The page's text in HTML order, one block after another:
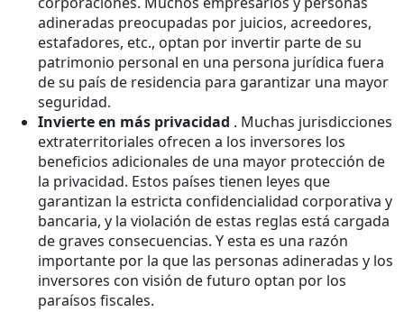
adineradas preocupadas por juicios, acreedores,
estafadores, etc., optan por invertir parte de su
patrimonio personal en una persona jurídica fuera
de su país de residencia para garantizar una mayor
seguridad.
Invierte en más privacidad . Muchas jurisdicciones
extraterritoriales ofrecen a los inversores los
beneficios adicionales de una mayor protección de
la privacidad. Estos países tienen leyes que
garantizan la estricta confidencialidad corporativa y
bancaria, y la violación de estas reglas está cargada
de graves consecuencias. Y esta es una razón
importante por la que las personas adineradas y los
inversores con visión de futuro optan por los
paraísos fiscales.